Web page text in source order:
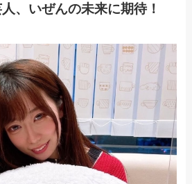
、いぜんの未来に期待！